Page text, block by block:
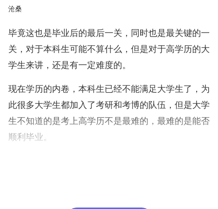
毕竟这也是毕业后的最后一关，同时也是最关键的一
关，对于本科生可能不算什么，但是对于高学历的大
学生来讲，还是有一定难度的。
现在学历的内卷，本科生已经不能满足大学生了，为
此很多大学生都加入了考研和考博的队伍，但是大学
生不知道的是考上高学历不是最难的，最难的是能否
顺利毕业。